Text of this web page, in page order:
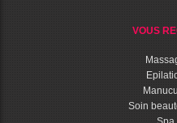
VOUS
Soin